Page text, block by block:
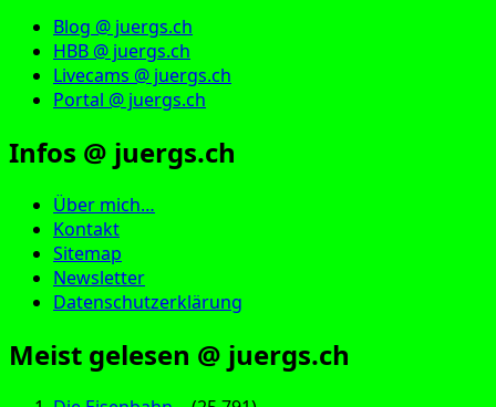
Blog @ juergs.ch
HBB @ juergs.ch
Livecams @ juergs.ch
Portal @ juergs.ch
Infos @ juergs.ch
Über mich…
Kontakt
Sitemap
Newsletter
Datenschutzerklärung
Meist gelesen @ juergs.ch